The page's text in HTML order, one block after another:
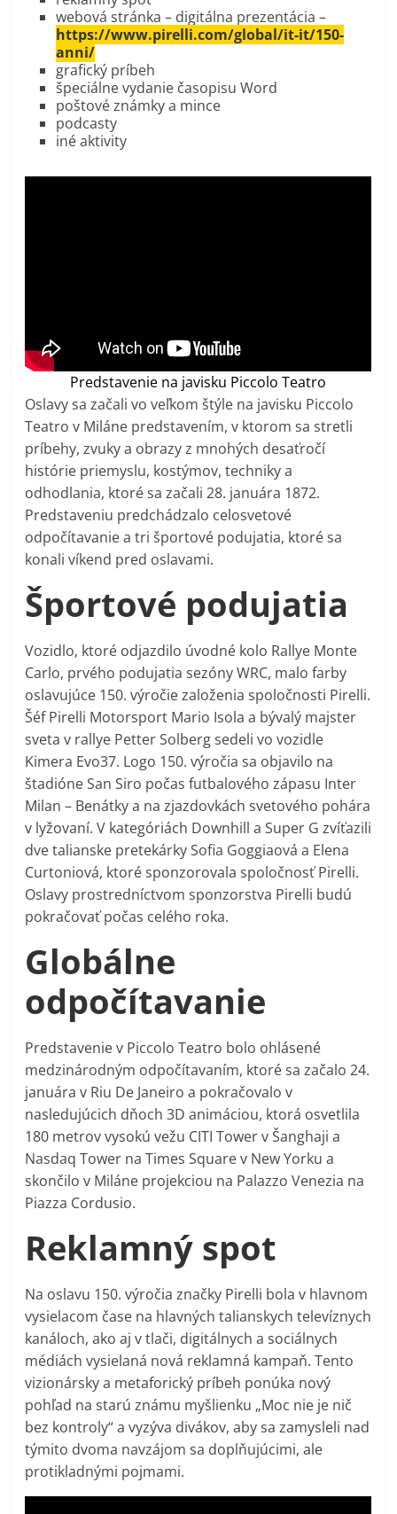
webová stránka – digitálna prezentácia –
https://www.pirelli.com/global/it-it/150-
anni/
grafický príbeh
špeciálne vydanie časopisu Word
poštové známky a mince
podcasty
iné aktivity
Predstavenie na javisku Piccolo Teatro
Oslavy sa začali vo veľkom štýle na javisku Piccolo
Teatro v Miláne predstavením, v ktorom sa stretli
príbehy, zvuky a obrazy z mnohých desaťročí
histórie priemyslu, kostýmov, techniky a
odhodlania, ktoré sa začali 28. januára 1872.
Predstaveniu predchádzalo celosvetové
odpočítavanie a tri športové podujatia, ktoré sa
konali víkend pred oslavami.
Športové podujatia
Vozidlo, ktoré odjazdilo úvodné kolo Rallye Monte
Carlo, prvého podujatia sezóny WRC, malo farby
oslavujúce 150. výročie založenia spoločnosti Pirelli.
Šéf Pirelli Motorsport Mario Isola a bývalý majster
sveta v rallye Petter Solberg sedeli vo vozidle
Kimera Evo37. Logo 150. výročia sa objavilo na
štadióne San Siro počas futbalového zápasu Inter
Milan – Benátky a na zjazdovkách svetového pohára
v lyžovaní. V kategóriách Downhill a Super G zvíťazili
dve talianske pretekárky Sofia Goggiaová a Elena
Curtoniová, ktoré sponzorovala spoločnosť Pirelli.
Oslavy prostredníctvom sponzorstva Pirelli budú
pokračovať počas celého roka.
Globálne
odpočítavanie
Predstavenie v Piccolo Teatro bolo ohlásené
medzinárodným odpočítavaním, ktoré sa začalo 24.
januára v Riu De Janeiro a pokračovalo v
nasledujúcich dňoch 3D animáciou, ktorá osvetlila
180 metrov vysokú vežu CITI Tower v Šanghaji a
Nasdaq Tower na Times Square v New Yorku a
skončilo v Miláne projekciou na Palazzo Venezia na
Piazza Cordusio.
Reklamný spot
Na oslavu 150. výročia značky Pirelli bola v hlavnom
vysielacom čase na hlavných talianskych televíznych
kanáloch, ako aj v tlači, digitálnych a sociálnych
médiách vysielaná nová reklamná kampaň. Tento
vizionársky a metaforický príbeh ponúka nový
pohľad na starú známu myšlienku „Moc nie je nič
bez kontroly“ a vyzýva divákov, aby sa zamysleli nad
týmito dvoma navzájom sa doplňujúcimi, ale
protikladnými pojmami.